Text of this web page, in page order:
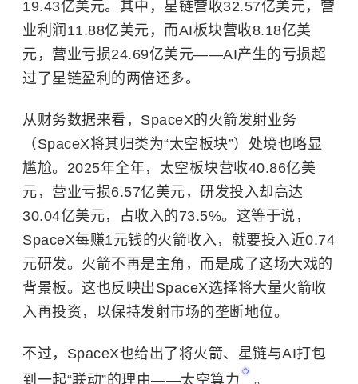
19.43亿美元。其中，星链营收32.57亿美元，营
业利润11.88亿美元，而AI板块营收8.18亿美
元，营业亏损24.69亿美元——AI产生的亏损超
过了星链盈利的两倍还多。
从财务数据来看，SpaceX的火箭发射业务
（SpaceX将其归类为“太空板块”）处境也略显
尴尬。2025年全年，太空板块营收40.86亿美
元，营业亏损6.57亿美元，研发投入却高达
30.04亿美元，占收入的73.5%。这等于说，
SpaceX每赚1元钱的火箭收入，就要投入近0.74
元研发。火箭不再是主角，而是成了这场大戏的
背景板。这也反映出SpaceX选择将大量火箭收
入再投资，以保持发射市场的垄断地位。
不过，SpaceX也给出了将火箭、星链与AI打包
到一起“联动”的理由——太空算力 。